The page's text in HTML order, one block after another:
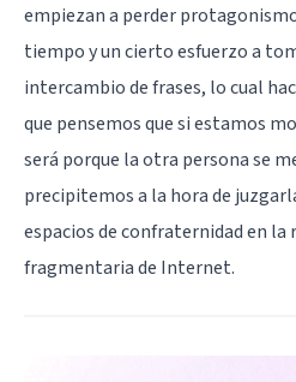
empiezan a perder
tiempo y un cierto esfuerzo a
intercambio de frases, lo cual
que pensemos que si estamos
será porque la otra persona se
precipitemos a la hora de
espacios de confraternidad en
fragmentaria de Internet.